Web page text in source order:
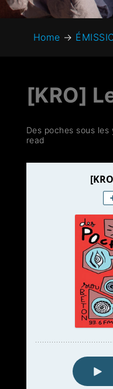
Home →
[KRO]
Des poches sous les
read